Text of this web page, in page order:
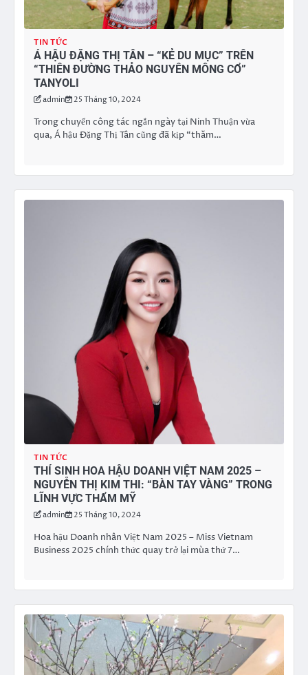
TIN TỨC
Á HẬU ĐẶNG THỊ TÂN – “KẺ DU MỤC” TRÊN
“THIÊN ĐƯỜNG THẢO NGUYÊN MÔNG CỔ”
TANYOLI
admin 25 Tháng 10, 2024
Trong chuyến công tác ngắn ngày tại Ninh Thuận vừa
qua, Á hậu Đặng Thị Tân cũng đã kịp “thăm…
TIN TỨC
THÍ SINH HOA HẬU DOANH VIỆT NAM 2025 –
NGUYỄN THỊ KIM THI: “BÀN TAY VÀNG” TRONG
LĨNH VỰC THẨM MỸ
admin 25 Tháng 10, 2024
Hoa hậu Doanh nhân Việt Nam 2025 – Miss Vietnam
Business 2025 chính thức quay trở lại mùa thứ 7…